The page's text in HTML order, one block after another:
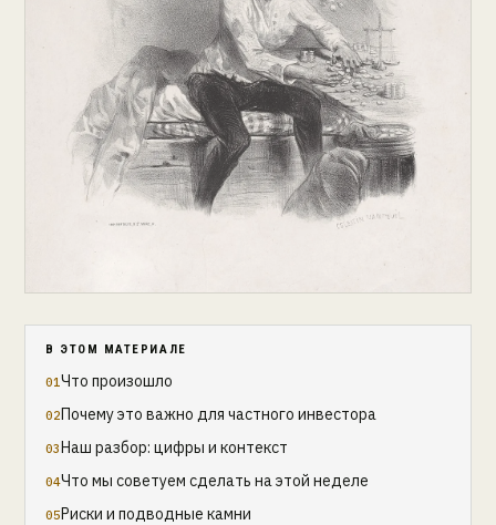
В ЭТОМ МАТЕРИАЛЕ
Что произошло
Почему это важно для частного инвестора
Наш разбор: цифры и контекст
Что мы советуем сделать на этой неделе
Риски и подводные камни